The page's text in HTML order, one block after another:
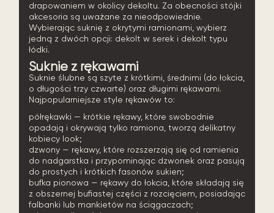
drapowaniem w okolicy dekoltu. Za obecności stójki
akcesoria są uważane za nieodpowiednie.
Wybierając suknię z okrytymi ramionami, wybierz
jedną z dwóch opcji: dekolt w serek i dekolt typu
łódki.
Suknie z rękawami
Suknie ślubne są szyte z krótkimi, średnimi (do łokcia,
o długości trzy czwarte) oraz długimi rękawami.
Najpopularniejsze style rękawów to:
półrękawki — krótkie rękawy, które swobodnie
opadają i okrywają tylko ramiona, tworzą delikatny
kobiecy look;
dzwony — rękawy, które rozszerzają się od ramienia
do nadgarstka i przypominając dzwonek oraz pasują
do prostych i krótkich fasonów sukien;
bufka pionowa — rękawy do łokcia, które składają się
z obszernej bufiastej części z rozcięciem, posiadając
falbanki lub mankietów na ściągaczach;